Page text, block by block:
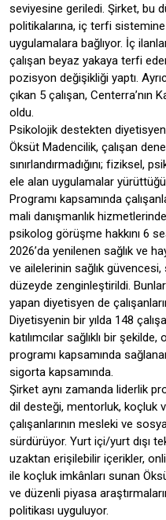
seviyesine geriledi. Şirket, bu
politikalarına, iç terfi sistemine
uygulamalara bağlıyor. İç
çalışan beyaz yakaya terfi
pozisyon değişikliği yaptı.
çıkan 5 çalışan,
oldu.
Psikolojik destekten
Öksüt Madencilik, çalışan
sınırlandırmadığını; fiziksel,
ele alan uygulamalar
Programı kapsamında
mali danışmanlık
psikolog görüşme hakkını 6
2026’da yenilenen sağlık ve
ve ailelerinin sağlık
düzeyde zenginleştirildi.
yapan diyetisyen de
Diyetisyenin bir yılda 148
katılımcılar sağlıklı bir
programı kapsamında
sigorta kapsamında.
Şirket aynı zamanda liderlik
dil desteği, mentorluk, koçluk
çalışanlarının mesleki ve
sürdürüyor. Yurt içi/yurt dışı
uzaktan erişilebilir içerikler,
ile koçluk imkânları sunan
ve düzenli piyasa
politikası uyguluyor.